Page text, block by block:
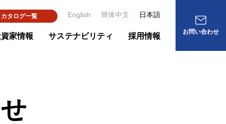
日本語
簡体中文
English
カタログ一覧
家情報 サステナビリティ 採用情報 お問い合わせ